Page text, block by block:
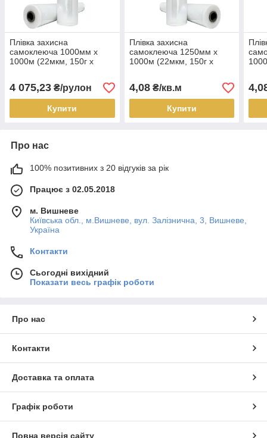
Плівка захисна
самоклеюча 1000мм х
1000м (22мкм, 150г х
напівглянцевого, рулон
4 075,23 ₴/рулон
Купити
Плівка захисна
самоклеюча 1250мм х
1000м (22мкм, 150г х
напівглянцевих, кв.м
4,08₴/кв.м
Купити
Про нас
100% позитивних з 20 відгуків за рік
Працює з 02.05.2018
м. Вишневе
Київська обл., м.Вишневе, вул. Залізнична, 3, Вишневе,
Україна
Контакти
Сьогодні вихідний
Показати весь графік роботи
Про нас
Контакти
Доставка та оплата
Графік роботи
Повна версія сайту